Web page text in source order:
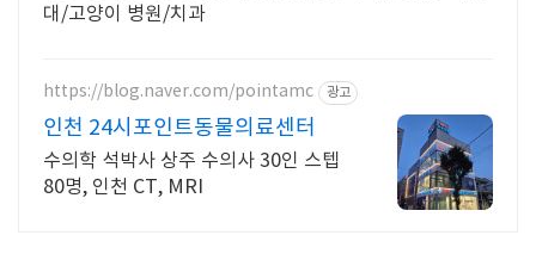
대/고양이 병원/치과
https://blog.naver.com/pointamc 광고
인천 24시포인트동물의료센터
수의학 석박사 상주 수의사 30인 스텝
80명, 인천 CT, MRI